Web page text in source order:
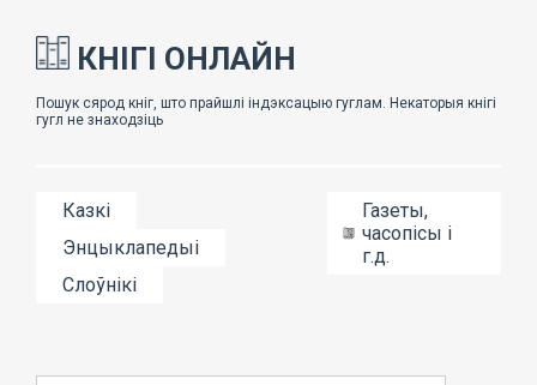
КНІГІ ОНЛАЙН
Казкі
Энцыклапедыі
Слоўнікі
Газеты,
часопісы і
г.д.